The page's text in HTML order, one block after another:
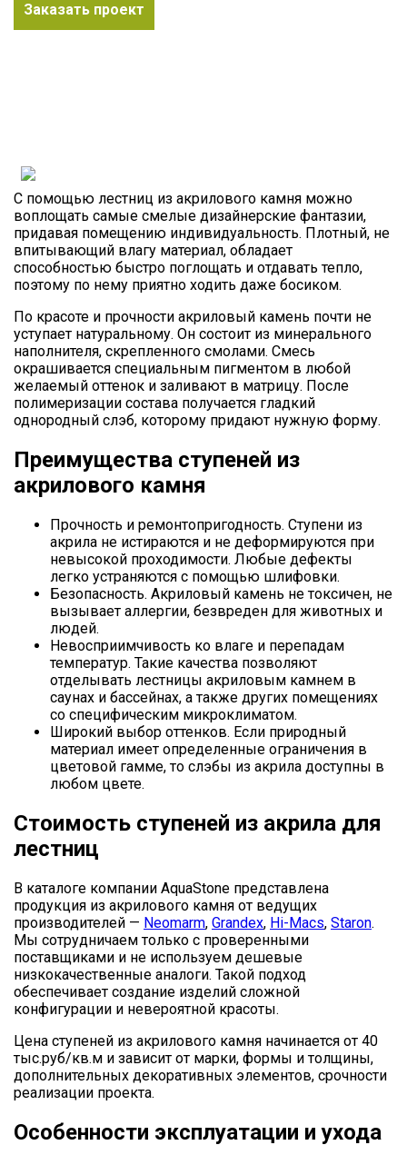
Заказать проект
С помощью лестниц из акрилового камня можно
воплощать самые смелые дизайнерские фантазии,
придавая помещению индивидуальность. Плотный, не
впитывающий влагу материал, обладает
способностью быстро поглощать и отдавать тепло,
поэтому по нему приятно ходить даже босиком.
По красоте и прочности акриловый камень почти не
уступает натуральному. Он состоит из минерального
наполнителя, скрепленного смолами. Смесь
окрашивается специальным пигментом в любой
желаемый оттенок и заливают в матрицу. После
полимеризации состава получается гладкий
однородный слэб, которому придают нужную форму.
Преимущества ступеней из
акрилового камня
Прочность и ремонтопригодность. Ступени из
акрила не истираются и не деформируются при
невысокой проходимости. Любые дефекты
легко устраняются с помощью шлифовки.
Безопасность. Акриловый камень не токсичен, не
вызывает аллергии, безвреден для животных и
людей.
Невосприимчивость ко влаге и перепадам
температур. Такие качества позволяют
отделывать лестницы акриловым камнем в
саунах и бассейнах, а также других помещениях
со специфическим микроклиматом.
Широкий выбор оттенков. Если природный
материал имеет определенные ограничения в
цветовой гамме, то слэбы из акрила доступны в
любом цвете.
Стоимость ступеней из акрила для
лестниц
В каталоге компании AquaStone представлена
продукция из акрилового камня от ведущих
производителей — Neomarm, Grandex, Hi-Macs, Staron.
Мы сотрудничаем только с проверенными
поставщиками и не используем дешевые
низкокачественные аналоги. Такой подход
обеспечивает создание изделий сложной
конфигурации и невероятной красоты.
Цена ступеней из акрилового камня начинается от 40
тыс.руб/кв.м и зависит от марки, формы и толщины,
дополнительных декоративных элементов, срочности
реализации проекта.
Особенности эксплуатации и ухода